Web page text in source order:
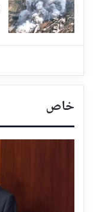
خاص